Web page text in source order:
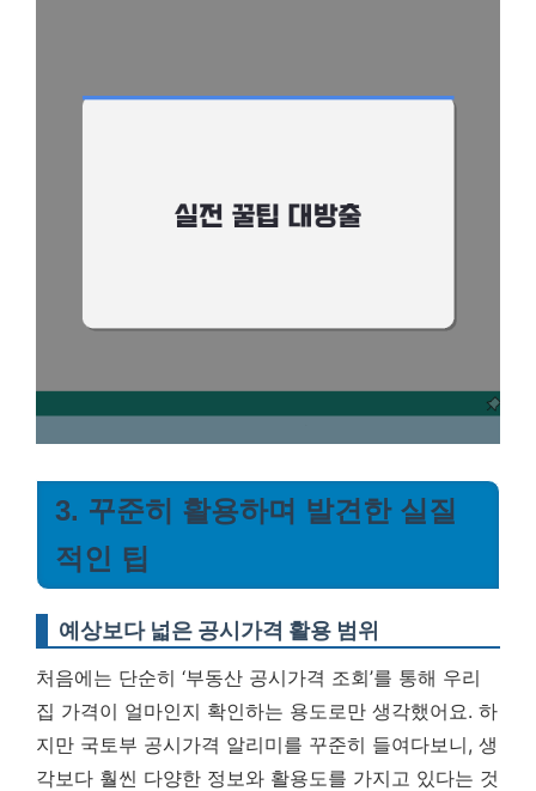
3. 꾸준히 활용하며 발견한 실질
적인 팁
예상보다 넓은 공시가격 활용 범위
처음에는 단순히 ‘부동산 공시가격 조회’를 통해 우리
집 가격이 얼마인지 확인하는 용도로만 생각했어요. 하
지만 국토부 공시가격 알리미를 꾸준히 들여다보니, 생
각보다 훨씬 다양한 정보와 활용도를 가지고 있다는 것